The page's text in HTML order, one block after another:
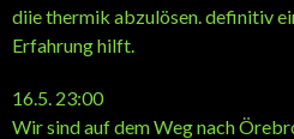
diie thermik abzulösen. definitiv
Erfahrung hilft.
16.5. 23:00
Wir sind auf dem Weg nach